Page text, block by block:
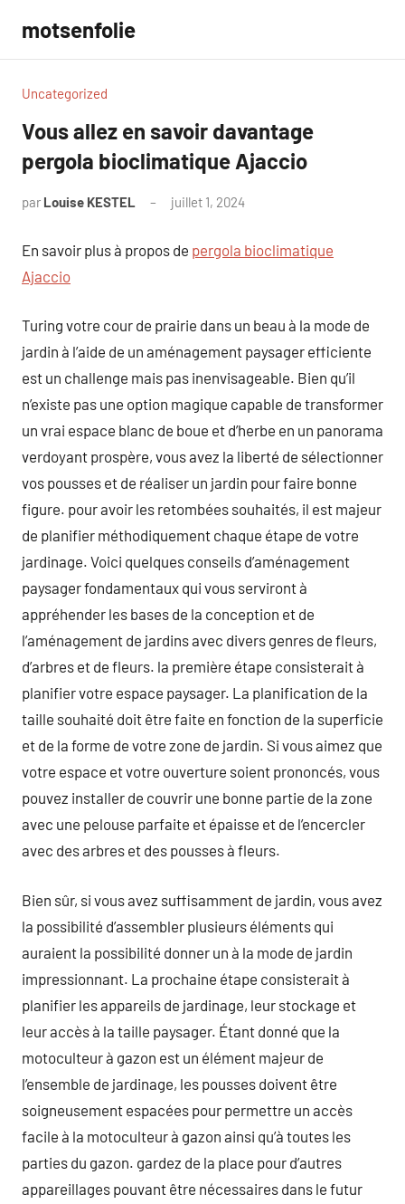
contenu
motsenfolie
Uncategorized
Vous allez en savoir davantage
pergola bioclimatique Ajaccio
par Louise KESTEL juillet 1, 2024
En savoir plus à propos de pergola bioclimatique
Ajaccio
Turing votre cour de prairie dans un beau à la mode de
jardin à l’aide de un aménagement paysager efficiente
est un challenge mais pas inenvisageable. Bien qu’il
n’existe pas une option magique capable de transformer
un vrai espace blanc de boue et d’herbe en un panorama
verdoyant prospère, vous avez la liberté de sélectionner
vos pousses et de réaliser un jardin pour faire bonne
figure. pour avoir les retombées souhaités, il est majeur
de planifier méthodiquement chaque étape de votre
jardinage. Voici quelques conseils d’aménagement
paysager fondamentaux qui vous serviront à
appréhender les bases de la conception et de
l’aménagement de jardins avec divers genres de fleurs,
d’arbres et de fleurs. la première étape consisterait à
planifier votre espace paysager. La planification de la
taille souhaité doit être faite en fonction de la superficie
et de la forme de votre zone de jardin. Si vous aimez que
votre espace et votre ouverture soient prononcés, vous
pouvez installer de couvrir une bonne partie de la zone
avec une pelouse parfaite et épaisse et de l’encercler
avec des arbres et des pousses à fleurs.
Bien sûr, si vous avez suffisamment de jardin, vous avez
la possibilité d’assembler plusieurs éléments qui
auraient la possibilité donner un à la mode de jardin
impressionnant. La prochaine étape consisterait à
planifier les appareils de jardinage, leur stockage et
leur accès à la taille paysager. Étant donné que la
motoculteur à gazon est un élément majeur de
l’ensemble de jardinage, les pousses doivent être
soigneusement espacées pour permettre un accès
facile à la motoculteur à gazon ainsi qu’à toutes les
parties du gazon. gardez de la place pour d’autres
appareillages pouvant être nécessaires dans le futur